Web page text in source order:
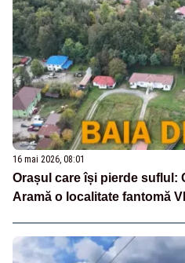
16 mai 2026, 08:01
Orașul care își pierde suflul:
Aramă o localitate fantomă